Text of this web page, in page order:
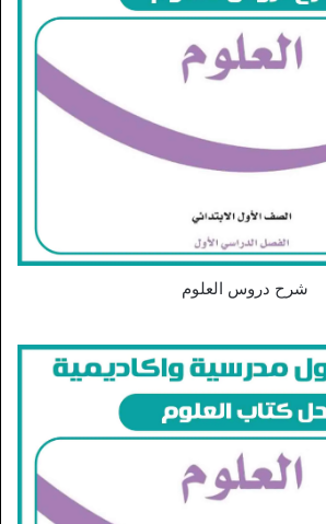
شرح دروس العلوم